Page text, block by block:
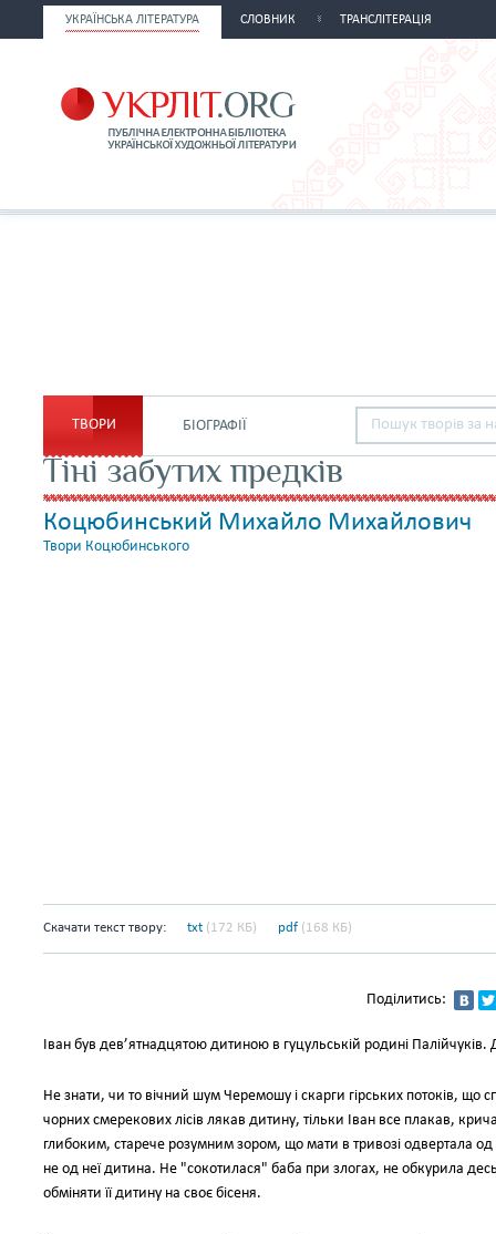
УКРАЇНСЬКА ЛІТЕРАТУРА СЛОВНИК ТРАНСЛІТЕРАЦІЯ
ТВОРИ БІОГРАФІЇ
Тіні забутих предків
Коцюбинський Михайло Михайлович
Твори Коцюбинського
Скачати текст твору: txt (172 КБ) pdf (168 КБ)
Поділитись:
Іван був дев’ятнадцятою дитиною в гуцульській родині
Не знати, чи то вічний шум Черемошу і скарги гірських потоків, що
чорних смерекових лісів лякав дитину, тільки Іван все плакав,
глибоким, старече розумним зором, що мати в тривозі одвертала
не од неї дитина. Не "сокотилася" баба при злогах, не обкурила
обміняти її дитину на своє бісеня.